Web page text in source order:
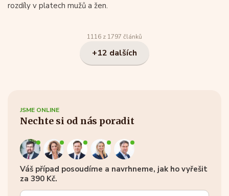
rozdíly v platech mužů a žen.
1116 z 1797 článků
+12 dalších
JSME ONLINE
Nechte si od nás poradit
Váš případ posoudíme a navrhneme, jak ho vyřešit
za 390 Kč.